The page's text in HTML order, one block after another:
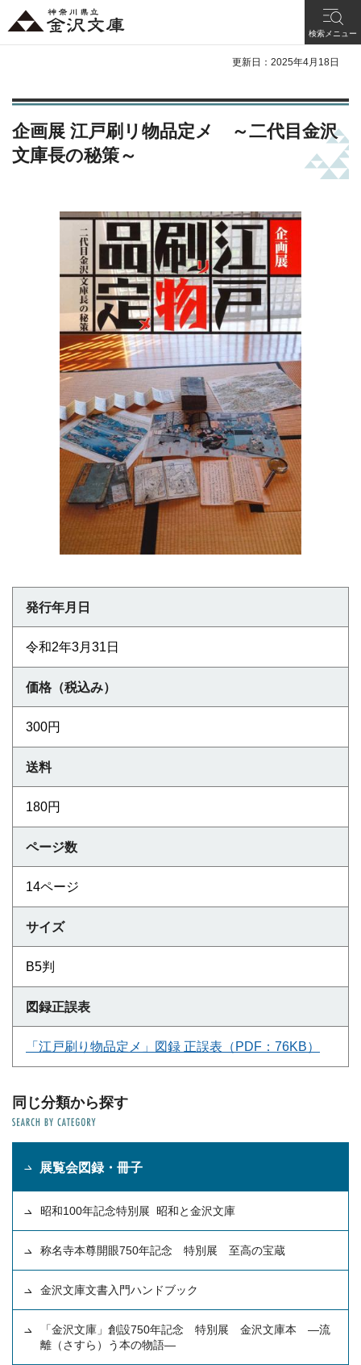
神奈川県立 金沢文
検索メニュー
更新日：2025年4月18日
企画展 江戸刷リ物品定メ ～二代目金沢
文庫長の秘策～
発行年月日
令和2年3月31日
価格（税込み）
300円
送料
180円
ページ数
14ページ
サイズ
B5判
図録正誤表
「江戸刷り物品定メ」図録 正誤表（PDF：76KB）
同じ分類から探す
展覧会図録・冊子
昭和100年記念特別展 昭和と金沢文庫
称名寺本尊開眼750年記念 特別展 至高の宝蔵
金沢文庫文書入門ハンドブック
「金沢文庫」創設750年記念 特別展 金沢文庫本 ―流
離（さすら）う本の物語―